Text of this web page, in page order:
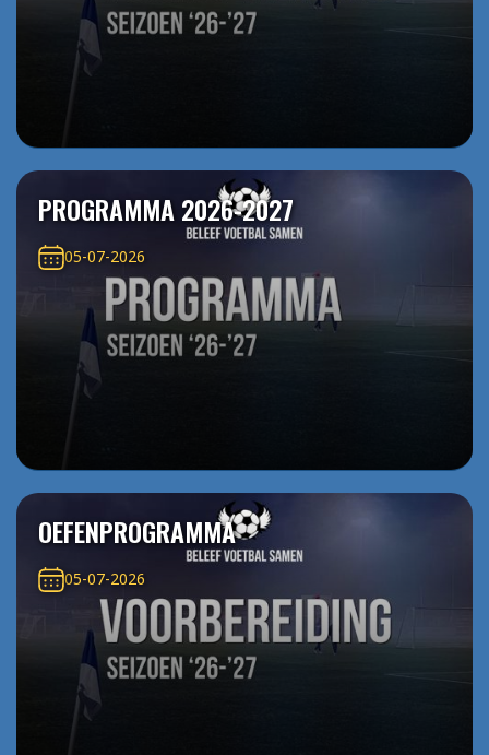
PROGRAMMA 2026-2027
05-07-2026
OEFENPROGRAMMA
05-07-2026